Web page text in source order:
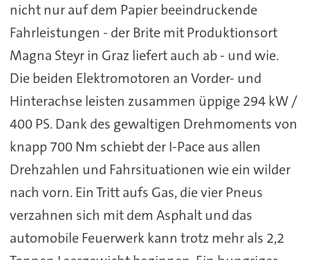
nicht nur auf dem Papier beeindruckende
Fahrleistungen - der Brite mit Produktionsort
Magna Steyr in Graz liefert auch ab - und wie.
Die beiden Elektromotoren an Vorder- und
Hinterachse leisten zusammen üppige 294 kW /
400 PS. Dank des gewaltigen Drehmoments von
knapp 700 Nm schiebt der I-Pace aus allen
Drehzahlen und Fahrsituationen wie ein wilder
nach vorn. Ein Tritt aufs Gas, die vier Pneus
verzahnen sich mit dem Asphalt und das
automobile Feuerwerk kann trotz mehr als 2,2